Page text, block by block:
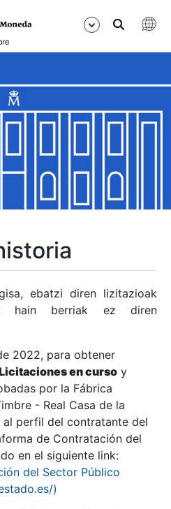
ebatzi diren lizitazioak
hain berriak ez diren
2022, para obtener
en curso y
por la Fábrica
- Real Casa de la
al perfil del contratante del
de Contratación del
en el siguiente link:
del Sector Público
)